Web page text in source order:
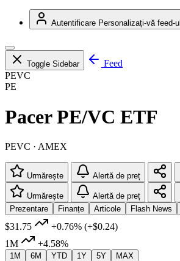
Autentificare Personalizați-vă feed-ul
Toggle Sidebar
Feed
PEVC
PE
Pacer PE/VC ETF
PEVC · AMEX
Urmărește Alertă de preț
Urmărește
Alertă de preț
Prezentare
Finanțe Articole Flash News
$31.75 +0.76% (+$0.24)
1M
+4.58%
1M 6M YTD 1Y 5Y MAX